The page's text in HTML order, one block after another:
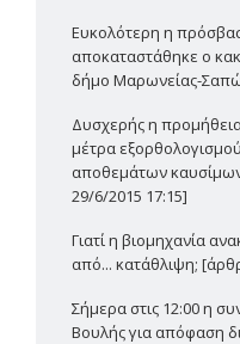
Ευκολότερη η
αποκαταστάθηκε ο
δήμο Μαρωνείας-
Δυσχερής η
μέτρα
αποθεμάτων
29/6/2015 17:15]
Γιατί η βιομηχανία
από... κατάθλιψη;
Σήμερα στις 12:00 η
Βουλής για απόφαση